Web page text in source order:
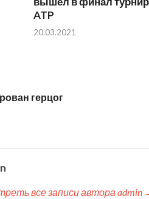
ATP
20.03.2021
герцог
все записи автора admin